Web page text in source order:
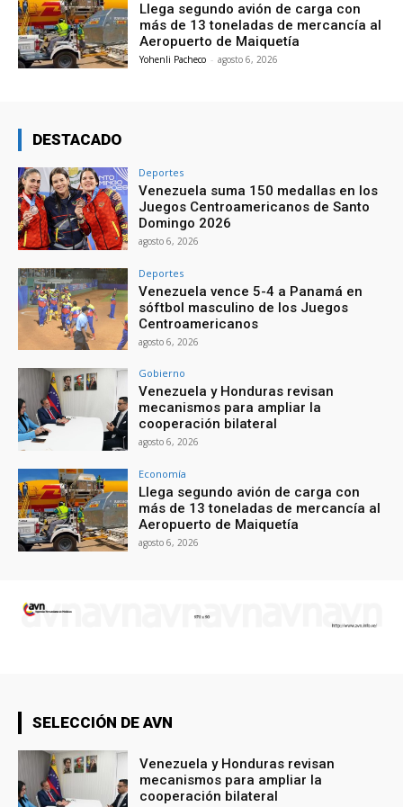
Llega segundo avión de carga con
más de 13 toneladas de mercancía al
Aeropuerto de Maiquetía
Yohenli Pacheco - agosto 6, 2026
DESTACADO
Deportes
Venezuela suma 150 medallas en los
Juegos Centroamericanos de Santo
Domingo 2026
agosto 6, 2026
Deportes
Venezuela vence 5-4 a Panamá en
sóftbol masculino de los Juegos
Centroamericanos
agosto 6, 2026
Gobierno
Venezuela y Honduras revisan
mecanismos para ampliar la
cooperación bilateral
agosto 6, 2026
Economía
Llega segundo avión de carga con
más de 13 toneladas de mercancía al
Aeropuerto de Maiquetía
agosto 6, 2026
SELECCIÓN DE AVN
Venezuela y Honduras revisan
mecanismos para ampliar la
cooperación bilateral